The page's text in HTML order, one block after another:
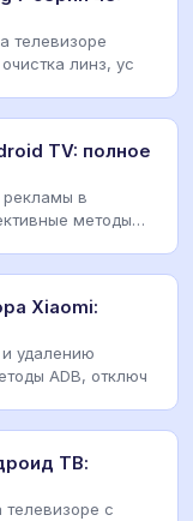
телевизоре
линз, ус
TV: полное
рекламы в
методы
Xiaomi:
удалению
ADB, отключ
ТВ:
телевизоре с